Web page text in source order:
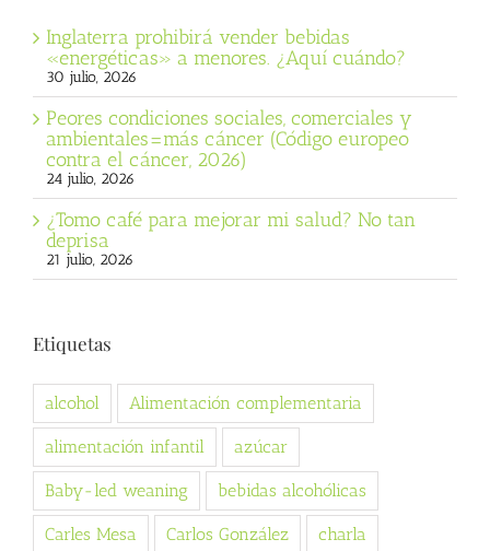
Inglaterra prohibirá vender bebidas
«energéticas» a menores. ¿Aquí cuándo?
30 julio, 2026
Peores condiciones sociales, comerciales y
ambientales=más cáncer (Código europeo
contra el cáncer, 2026)
24 julio, 2026
¿Tomo café para mejorar mi salud? No tan
deprisa
21 julio, 2026
Etiquetas
alcohol Alimentación complementaria
alimentación infantil azúcar
Baby-led weaning bebidas alcohólicas
Carles Mesa Carlos González charla